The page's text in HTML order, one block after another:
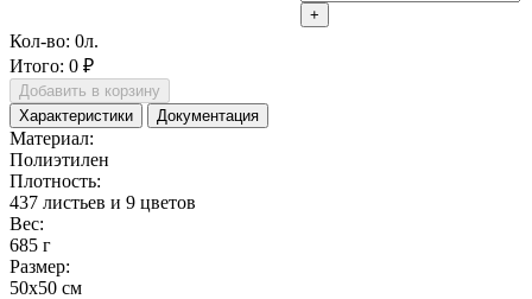
+
Кол-во: 0л.
Итого: 0 ₽
Добавить в корзину
Характеристики
Документация
Материал:
Полиэтилен
Плотность:
437 листьев и 9 цветов
Вес:
685 г
Размер:
50x50 см